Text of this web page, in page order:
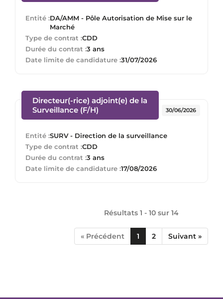
Entité :DA/AMM - Pôle Autorisation de Mise sur le
Marché
Type de contrat :CDD
Durée du contrat :3 ans
Date limite de candidature :31/07/2026
Directeur(-rice) adjoint(e) de la
Surveillance (F/H)
Entité :SURV - Direction de la surveillance
Type de contrat :CDD
Durée du contrat :3 ans
30/06/2026
Date limite de candidature :17/08/2026
Résultats 1 - 10 sur 14
« Précédent 1 2 Suivant »